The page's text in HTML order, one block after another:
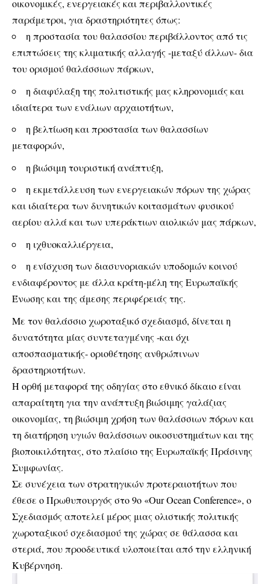
οικονομικές, ενεργειακές και περιβαλλοντικές
παράμετροι, για δραστηριότητες όπως:
η προστασία του θαλασσίου περιβάλλοντος από τις
επιπτώσεις της κλιματικής αλλαγής -μεταξύ άλλων- δια
του ορισμού θαλάσσιων πάρκων,
η διαφύλαξη της πολιτιστικής μας κληρονομιάς και
ιδιαίτερα των ενάλιων αρχαιοτήτων,
η βελτίωση και προστασία των θαλασσίων
μεταφορών,
η βιώσιμη τουριστική ανάπτυξη,
η εκμετάλλευση των ενεργειακών πόρων της χώρας
και ιδιαίτερα των δυνητικών κοιτασμάτων φυσικού
αερίου αλλά και των υπεράκτιων αιολικών μας πάρκων,
η ιχθυοκαλλιέργεια,
η ενίσχυση των διασυνοριακών υποδομών κοινού
ενδιαφέροντος με άλλα κράτη-μέλη της Ευρωπαϊκής
Ένωσης και της άμεσης περιφέρειάς της.
Με τον θαλάσσιο χωροταξικό σχεδιασμό, δίνεται η
δυνατότητα μίας συντεταγμένης -και όχι
αποσπασματικής- οριοθέτησης ανθρώπινων
δραστηριοτήτων.
Η ορθή μεταφορά της οδηγίας στο εθνικό δίκαιο είναι
απαραίτητη για την ανάπτυξη βιώσιμης γαλάζιας
οικονομίας, τη βιώσιμη χρήση των θαλάσσιων πόρων και
τη διατήρηση υγιών θαλάσσιων οικοσυστημάτων και της
βιοποικιλότητας, στο πλαίσιο της Ευρωπαϊκής Πράσινης
Συμφωνίας.
Σε συνέχεια των στρατηγικών προτεραιοτήτων που
έθεσε ο Πρωθυπουργός στο 9ο «Our Ocean Conference», ο
Σχεδιασμός αποτελεί μέρος μιας ολιστικής πολιτικής
χωροταξικού σχεδιασμού της χώρας σε θάλασσα και
στεριά, που προοδευτικά υλοποιείται από την ελληνική
Κυβέρνηση.